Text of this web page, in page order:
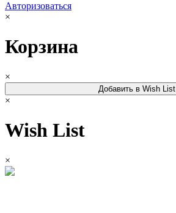
Авторизоваться
×
Корзина
×
Добавить в Wish List
×
Wish List
×